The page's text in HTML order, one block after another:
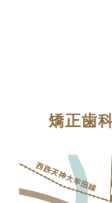
矯正歯